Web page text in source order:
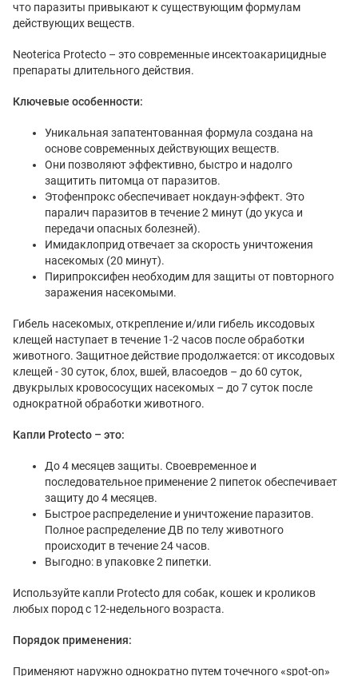
что паразиты привыкают к существующим формулам
действующих веществ.
Neoterica Protecto – это современные инсектоакарицидные
препараты длительного действия.
Ключевые особенности:
Уникальная запатентованная формула создана на
основе современных действующих веществ.
Они позволяют эффективно, быстро и надолго
защитить питомца от паразитов.
Этофенпрокс обеспечивает нокдаун-эффект. Это
паралич паразитов в течение 2 минут (до укуса и
передачи опасных болезней).
Имидаклоприд отвечает за скорость уничтожения
насекомых (20 минут).
Пирипроксифен необходим для защиты от повторного
заражения насекомыми.
Гибель насекомых, открепление и/или гибель иксодовых
клещей наступает в течение 1-2 часов после обработки
животного. Защитное действие продолжается: от иксодовых
клещей - 30 суток, блох, вшей, власоедов – до 60 суток,
двукрылых кровососущих насекомых – до 7 суток после
однократной обработки животного.
Капли Protecto – это:
До 4 месяцев защиты. Своевременное и
последовательное применение 2 пипеток обеспечивает
защиту до 4 месяцев.
Быстрое распределение и уничтожение паразитов.
Полное распределение ДВ по телу животного
происходит в течение 24 часов.
Выгодно: в упаковке 2 пипетки.
Используйте капли Protecto для собак, кошек и кроликов
любых пород с 12-недельного возраста.
Порядок применения:
Применяют наружно однократно путем точечного «spot-on»